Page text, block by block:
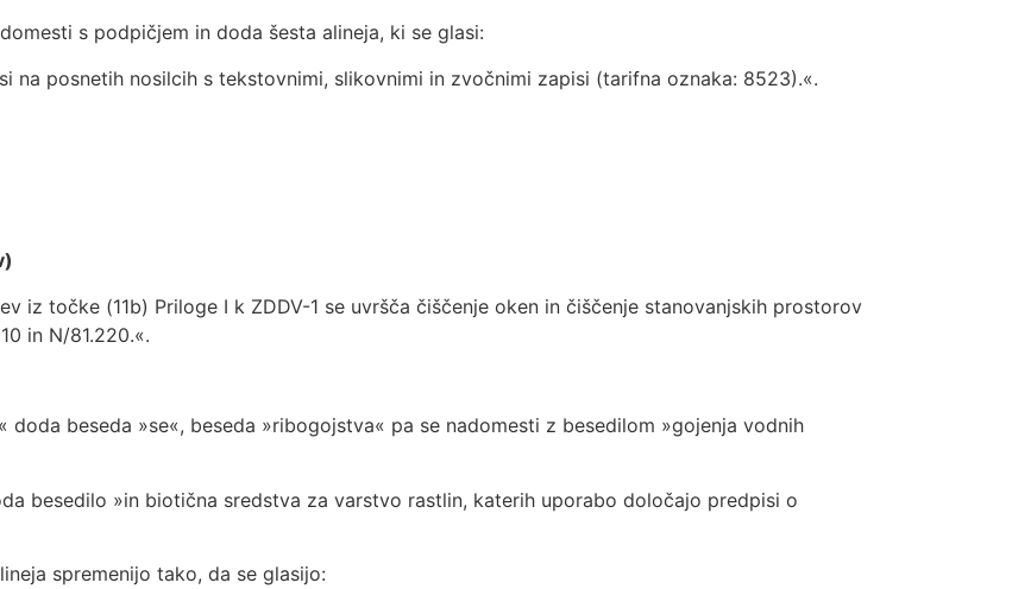
s podpičjem in doda šesta alineja, ki se glasi:
na posnetih nosilcih s tekstovnimi, slikovnimi in zvočnimi zapisi (tarifna oznaka: 8523).«.
iz točke (11b) Priloge I k ZDDV-1 se uvršča čiščenje oken in čiščenje stanovanjskih prostorov
in N/81.220.«.
doda beseda »se«, beseda »ribogojstva« pa se nadomesti z besedilom »gojenja vodnih
besedilo »in biotična sredstva za varstvo rastlin, katerih uporabo določajo predpisi o
spremenijo tako, da se glasijo: